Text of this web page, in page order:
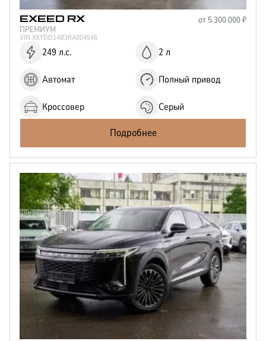
EXEED RX от 5 300 000₽
ПРЕМИУМ
VIN XEYDD14B3RA004546
249 л.с. 2 л
Автомат Полный привод
Кроссовер Серый
Подробнее